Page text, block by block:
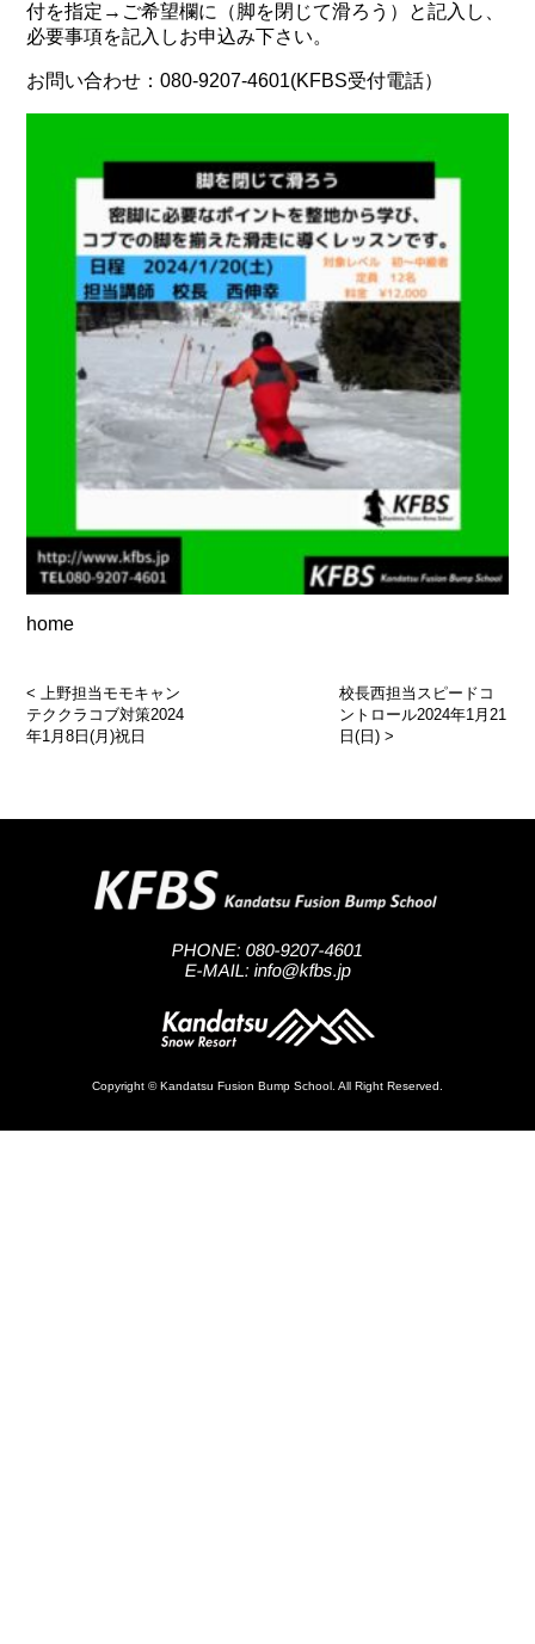
付を指定→ご希望欄に（脚を閉じて滑ろう）と記入し、
必要事項を記入しお申込み下さい。
お問い合わせ：080-9207-4601(KFBS受付電話）
home
<上野担当モモキャン
テククラコブ対策2024
年1月8日(月)祝日
校長西担当スピードコ
ントロール2024年1月21
日(日) >
PHONE: 080-9207-4601
E-MAIL: info@kfbs.jp
Copyright © Kandatsu Fusion Bump School. All Right Reserved.